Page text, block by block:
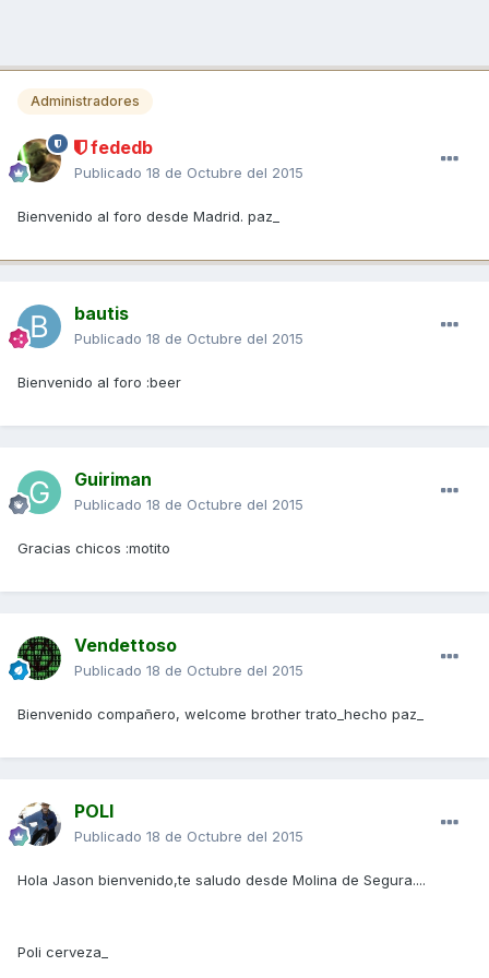
Administradores
fededb
Publicado 18 de Octubre del 2015
Bienvenido al foro desde Madrid. paz_
bautis
Publicado 18 de Octubre del 2015
Bienvenido al foro :beer
Guiriman
Publicado 18 de Octubre del 2015
Gracias chicos :motito
Vendettoso
Publicado 18 de Octubre del 2015
Bienvenido compañero, welcome brother trato_hecho paz_
POLI
Publicado 18 de Octubre del 2015
Hola Jason bienvenido,te saludo desde Molina de Segura....
Poli cerveza_